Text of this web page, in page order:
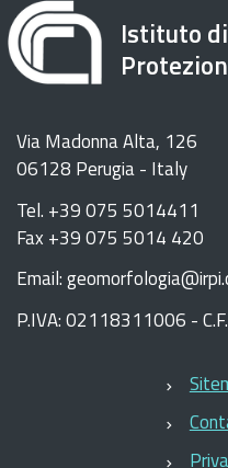
Istituto
Via Madonna Alta, 126
06128 Perugia - Italy
Tel. +39 075 5014411
Fax +39 075 5014 420
Email:
P.IVA: 02118311006 -